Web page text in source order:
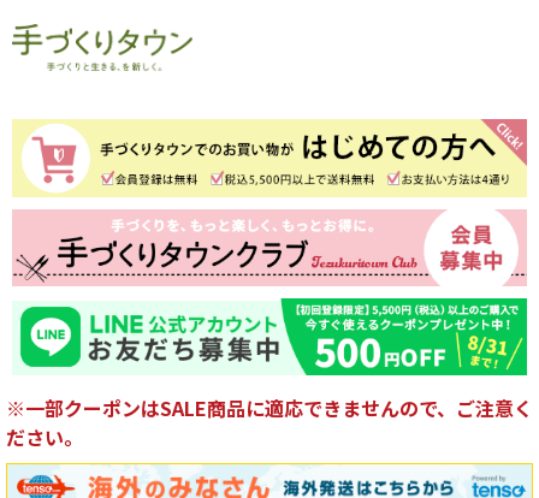
※一部クーポンはSALE商品に適応できませんので、ご注意く
ださい。